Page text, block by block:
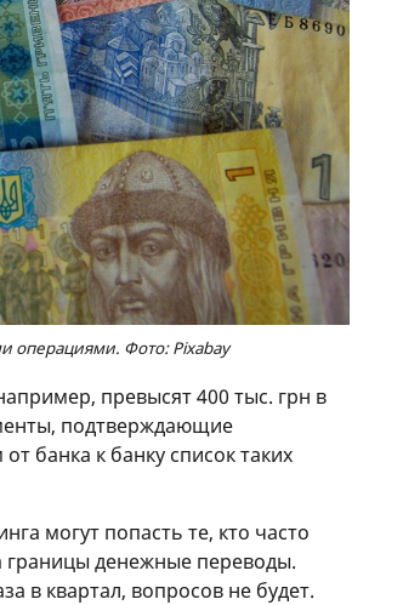
операциями. Фото: Pixabay
превысят 400 тыс. грн в
подтверждающие
банка к банку список таких
могут попасть те, кто часто
границы денежные переводы.
в квартал, вопросов не будет.